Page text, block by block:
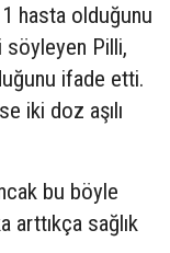
hasta olduğunu
söyleyen Pilli,
ifade etti.
iki doz aşılı
bu böyle
arttıkça sağlık